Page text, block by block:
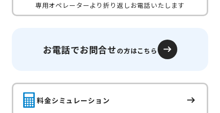
専用オペレーターより折り返しお電話いたします
お電話でお問合せの方はこちら
料金シミュレーション